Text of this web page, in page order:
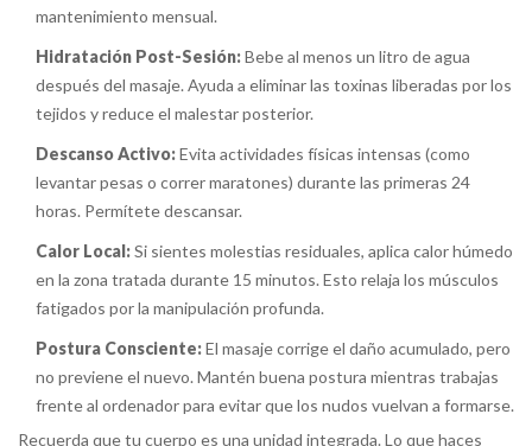
mantenimiento mensual.
Hidratación Post-Sesión:Bebe al menos un litro de agua
después del masaje. Ayuda a eliminar las toxinas liberadas por los
tejidos y reduce el malestar posterior.
Descanso Activo:Evita actividades físicas intensas (como
levantar pesas o correr maratones) durante las primeras 24
horas. Permítete descansar.
Calor Local:Si sientes molestias residuales, aplica calor húmedo
en la zona tratada durante 15 minutos. Esto relaja los músculos
fatigados por la manipulación profunda.
Postura Consciente:El masaje corrige el daño acumulado, pero
no previene el nuevo. Mantén buena postura mientras trabajas
frente al ordenador para evitar que los nudos vuelvan a formarse.
Recuerda que tu cuerpo es una unidad integrada. Lo que haces